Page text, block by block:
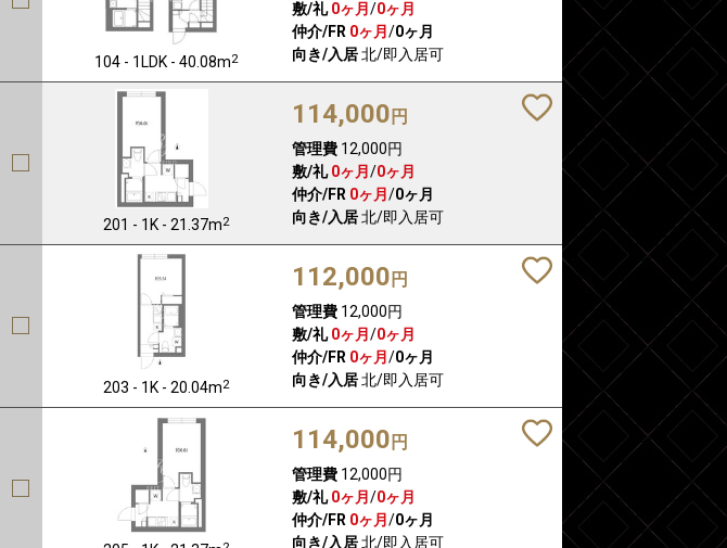
104 - 1LDK - 40.08m2
敷/礼 0ヶ月/0ヶ月
仲介/FR 0ヶ月/0ヶ月
向き/入居北/即入居可
201 - 1K - 21.37m2
114,000 円
管理費12,000円
敷/礼 0ヶ月/0ヶ月
仲介/FR 0ヶ月/0ヶ月
向き/入居北/即入居可
203 - 1K - 20.04m2
112,000 円
管理費12,000円
敷/礼 0ヶ月/0ヶ月
仲介/FR 0ヶ月/0ヶ月
向き/入居北/即入居可
114,000 円
管理費12,000円
敷/礼 0ヶ月/0ヶ月
仲介/FR 0ヶ月/0ヶ月
向き/入居北/即入居可